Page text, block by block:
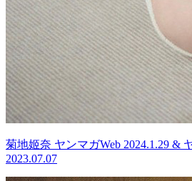
菊地姬奈 ヤンマガWeb 2024.1.29 &
2023.07.07